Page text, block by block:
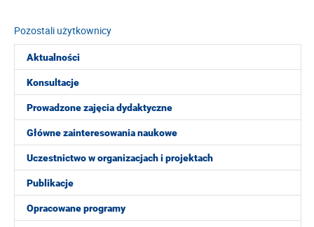
Aktualności
Konsultacje
Prowadzone zajęcia dydaktyczne
Główne zainteresowania naukowe
Uczestnictwo w organizacjach i projektach
Publikacje
Opracowane programy
Pozostali użytkownicy